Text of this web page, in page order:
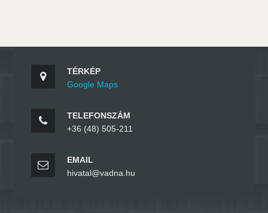
TÉRKÉP
Google Maps
TELEFONSZÁM
+36 (48) 505-211
EMAIL
hivatal@vadna.hu